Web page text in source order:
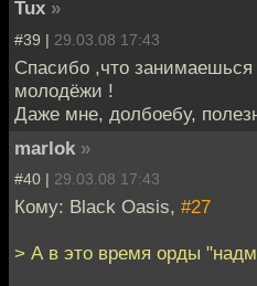
Tux »
#39 | 29.03.08 17:43
Спасибо ,что
молодёжи !
Даже мне, долбоебу,
marlok »
#40 | 29.03.08 17:43
Кому: Black Oasis, #27
> А в это время орды